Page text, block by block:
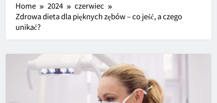
Home 2024
czerwiec
Zdrowa dieta dla pięknych zębów – co jeść, a czego
unikać?